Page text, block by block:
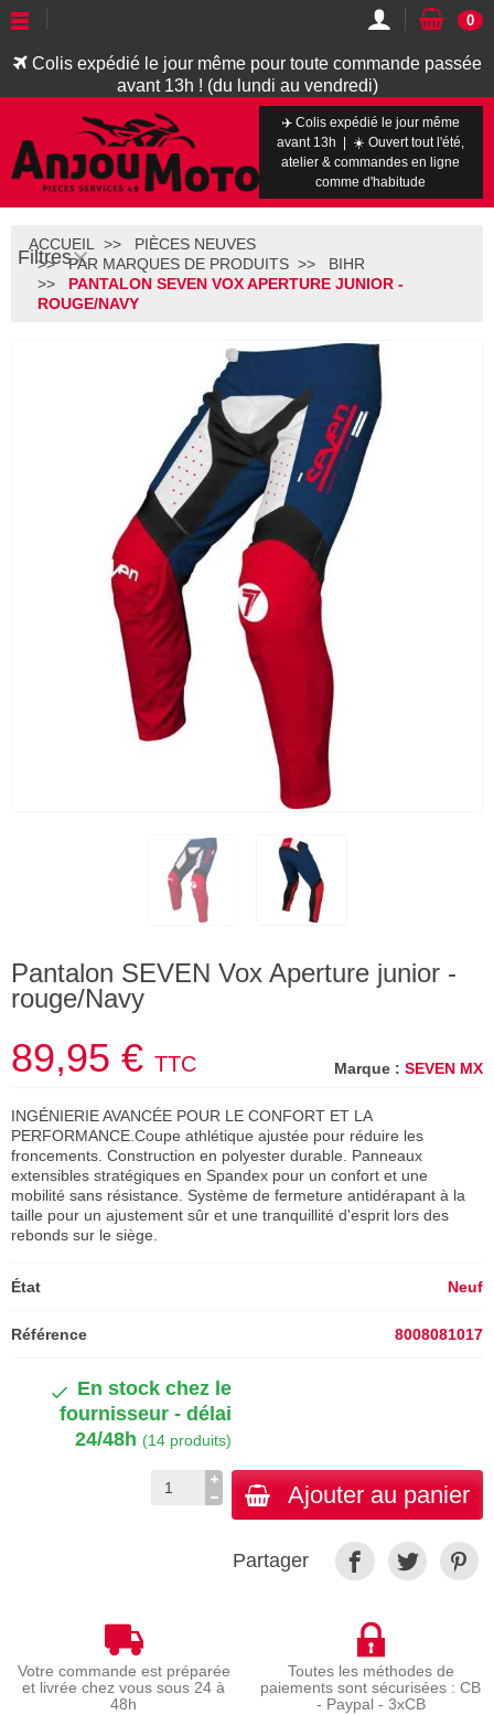
Colis expédié le jour même pour toute commande passée
avant 13h ! (du lundi au vendredi)
0
✈️ Colis expédié le jour même
avant 13h | ☀️ Ouvert tout l'été,
atelier & commandes en ligne
comme d'habitude
Filtres
ACCUEIL
PIÈCES NEUVES
PAR MARQUES DE PRODUITS
BIHR
PANTALON SEVEN VOX APERTURE JUNIOR -
ROUGE/NAVY
Pantalon SEVEN Vox Aperture junior -
rouge/Navy
Marque : SEVEN MX
89,95 € TTC
INGÉNIERIE AVANCÉE POUR LE CONFORT ET LA
PERFORMANCE.Coupe athlétique ajustée pour réduire les
froncements. Construction en polyester durable. Panneaux
extensibles stratégiques en Spandex pour un confort et une
mobilité sans résistance. Système de fermeture antidérapant à la
taille pour un ajustement sûr et une tranquillité d'esprit lors des
rebonds sur le siège.
État Neuf
Référence 8008081017
En stock chez le
fournisseur - délai
24/48h (14 produits)
Ajouter au panier
Partager
Votre commande est préparée
et livrée chez vous sous 24 à
48h
Toutes les méthodes de
paiements sont sécurisées : CB
- Paypal - 3xCB